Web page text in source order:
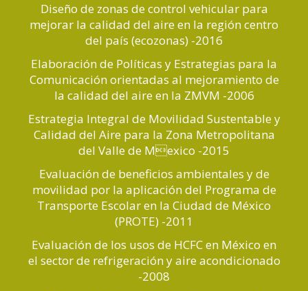
Diseño de zonas de control vehicular para
mejorar la calidad del aire en la región centro
del país (ecozonas) -2016
Elaboración de Políticas y Estrategias para la
Comunicación orientadas al mejoramiento de
la calidad del aire en la ZMVM -2006
Estrategia Integral de Movilidad Sustentable y
Calidad del Aire para la Zona Metropolitana
del Valle de Mexico -2015
Evaluación de beneficios ambientales y de
movilidad por la aplicación del Programa de
Transporte Escolar en la Ciudad de México
(PROTE) -2011
Evaluación de los usos de HCFC en México en
el sector de refrigeración y aire acondicionado
-2008